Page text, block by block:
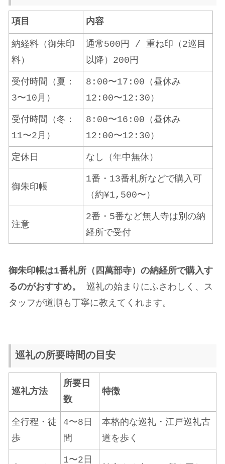
項目 内容
納経料（御朱印
料）
通常500円 / 重ね印（2巡目
以降）200円
受付時間（夏：
3〜10月）
8:00〜17:00（昼休み
12:00〜12:30）
受付時間（冬：
11〜2月）
8:00〜16:00（昼休み
12:00〜12:30）
定休日 なし（年中無休）
御朱印帳
1番・13番札所などで購入可
（約¥1,500〜）
注意
2番・5番など無人寺は別の納
経所で受付
御朱印帳は1番札所（四萬部寺）の納経所で購入す
るのがおすすめ。
巡礼の始まりにふさわしく、ス
タッフが道順も丁寧に教えてくれます。
巡礼の所要時間の目安
巡礼方法
所要日
数
特徴
全行程・徒
歩
4〜8日
間
本格的な巡礼・江戸巡礼古
道を歩く
1〜2日